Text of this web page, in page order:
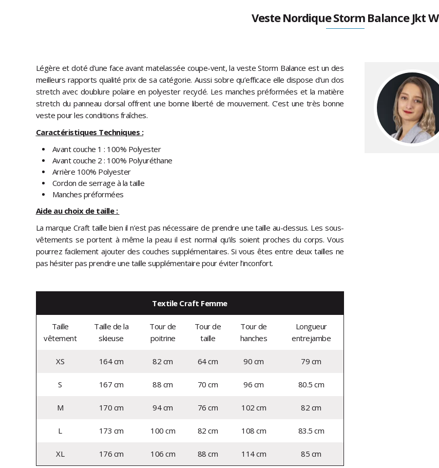
Veste Nordique Storm Balance Jkt W
Légère et doté d’une face avant matelassée coupe-vent, la veste Storm Balance est un des
meilleurs rapports qualité prix de sa catégorie. Aussi sobre qu’efficace elle dispose d’un dos
stretch avec doublure polaire en polyester recyclé. Les manches préformées et la matière
stretch du panneau dorsal offrent une bonne liberté de mouvement. C’est une très bonne
veste pour les conditions fraîches.
Caractéristiques Techniques :
Avant couche 1 : 100% Polyester
Avant couche 2 : 100% Polyuréthane
Arrière 100% Polyester
Cordon de serrage à la taille
Manches préformées
Aide au choix de taille :
La marque Craft taille bien il n’est pas nécessaire de prendre une taille au-dessus. Les sous-
vêtements se portent à même la peau il est normal qu’ils soient proches du corps. Vous
pourrez facilement ajouter des couches supplémentaires. Si vous êtes entre deux tailles ne
pas hésiter pas prendre une taille supplémentaire pour éviter l’inconfort.
Textile Craft Femme
Taille
vêtement
Taille de la
skieuse
Tour de
poitrine
Tour de
taille
Tour de
hanches
Longueur
entrejambe
XS 164 cm 82 cm 64 cm 90 cm 79 cm
S 167 cm 88 cm 70 cm 96 cm 80.5 cm
M 170 cm 94 cm 76 cm 102 cm 82 cm
L 173 cm 100 cm 82 cm 108 cm 83.5 cm
XL 176 cm 106 cm 88 cm 114 cm 85 cm